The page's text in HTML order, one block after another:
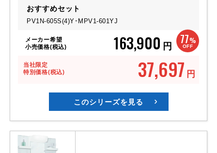
おすすめセット
PV1N-605S(4)Y･MPV1-601YJ
メーカー希望
小売価格(税込)
163,900 円
77%
OFF
当社限定
特別価格(税込)
37,697 円
このシリーズを見る